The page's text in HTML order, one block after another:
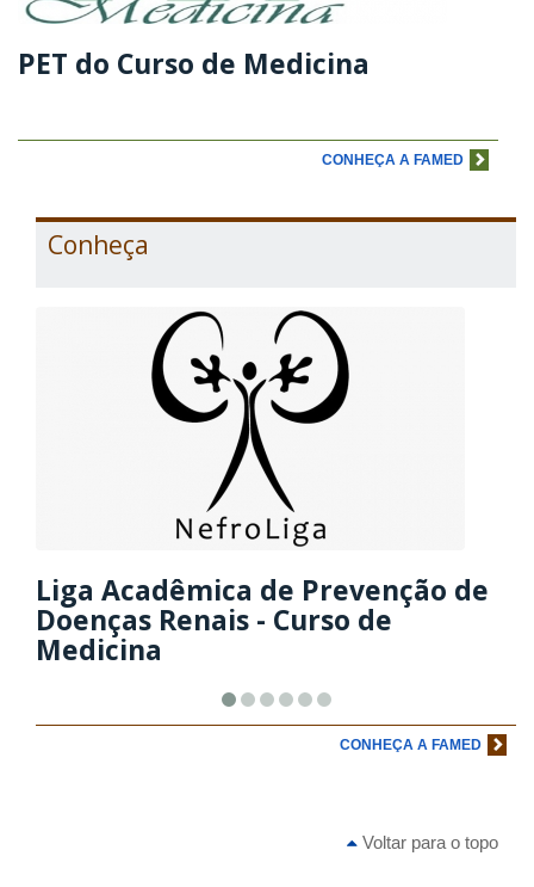
PET do Curso de Medicina
CONHEÇA A FAMED
Conheça
Liga Acadêmica de Prevenção de
Doenças Renais - Curso de
Medicina
CONHEÇA A FAMED
Voltar para o topo